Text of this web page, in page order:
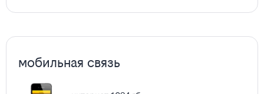
мобильная связь